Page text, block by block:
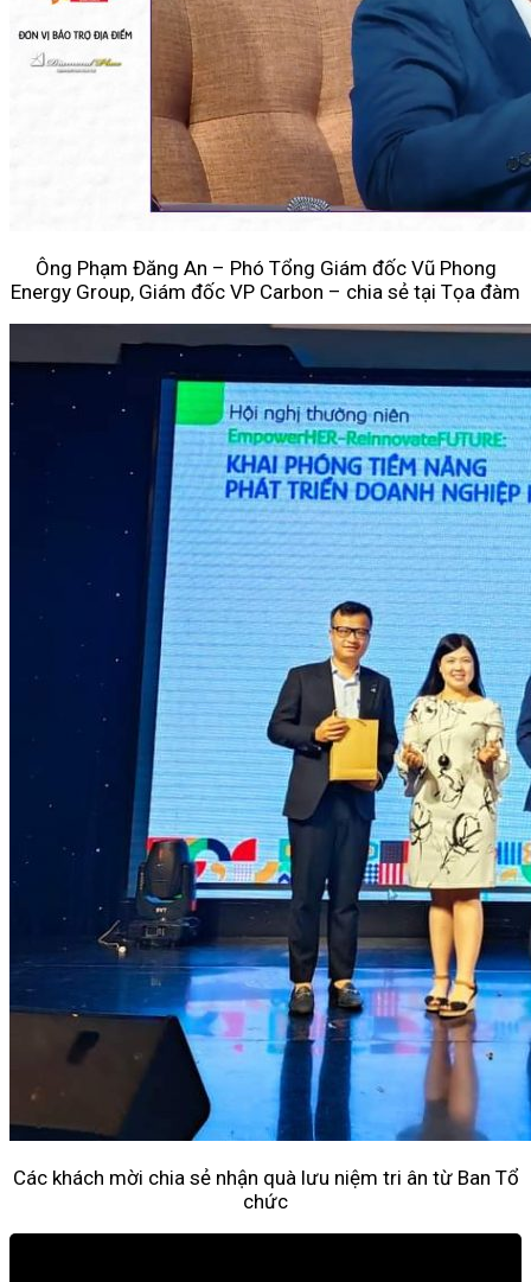
Ông Phạm Đăng An – Phó Tổng Giám đốc Vũ Phong
Energy Group, Giám đốc VP Carbon – chia sẻ tại Tọa đàm
Các khách mời chia sẻ nhận quà lưu niệm tri ân từ Ban Tổ
chức